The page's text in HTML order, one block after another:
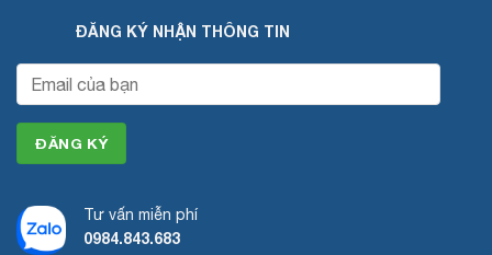
ĐĂNG KÝ NHẬN THÔNG TIN
Tư vấn miễn phí
0984.843.683